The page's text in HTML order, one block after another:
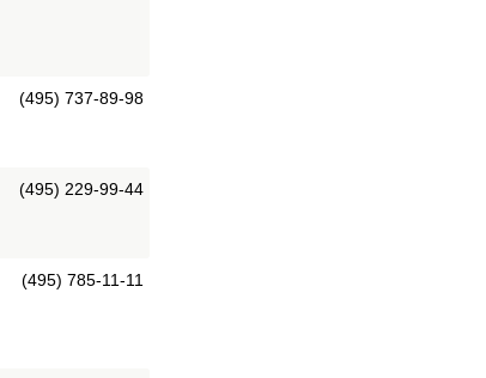
(495) 737-89-98
(495) 229-99-44
(495) 785-11-11